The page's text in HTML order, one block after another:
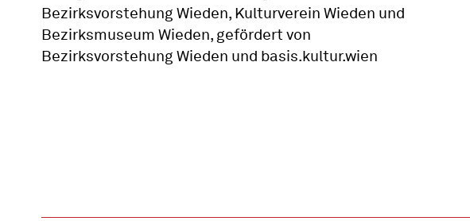
Bezirksvorstehung Wieden, Kulturverein Wieden und
Bezirksmuseum Wieden, gefördert von
Bezirksvorstehung Wieden und basis.kultur.wien